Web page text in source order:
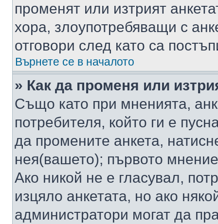
променят или изтрият
хора, злоупотребяващи с
отговори след като са
Върнете се в началото
» Как да променя или
Също като при мненията,
потребителя, който ги е
да промените анкета,
нея(вашето); първото
Ако никой не е гласувал,
изцяло анкетата, но ако
администратори могат да